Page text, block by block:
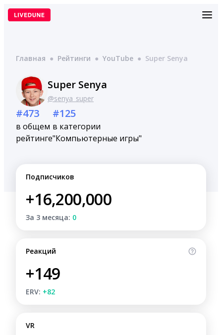
Перейти
Главная ● Рейтинги ● YouTube ● Super Senya
Super Senya
@senya_super
#473
в общем
рейтинге
#125
в категории
"Компьютерные игры"
Подписчиков
+16,200,000
За 3 месяца: 0
Реакций
+149
ERV: +82
VR